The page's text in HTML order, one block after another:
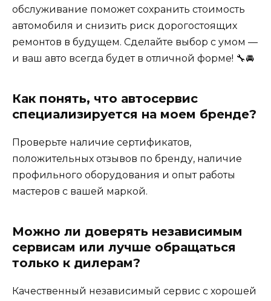
обслуживание поможет сохранить стоимость
автомобиля и снизить риск дорогостоящих
ремонтов в будущем. Сделайте выбор с умом —
и ваш авто всегда будет в отличной форме! 🔧🚘
Как понять, что автосервис
специализируется на моем бренде?
Проверьте наличие сертификатов,
положительных отзывов по бренду, наличие
профильного оборудования и опыт работы
мастеров с вашей маркой.
Можно ли доверять независимым
сервисам или лучше обращаться
только к дилерам?
Качественный независимый сервис с хорошей